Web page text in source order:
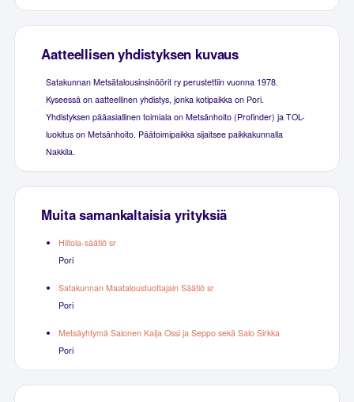
Aatteellisen yhdistyksen kuvaus
Satakunnan Metsätalousinsinöörit ry perustettiin vuonna 1978.
Kyseessä on aatteellinen yhdistys, jonka kotipaikka on Pori.
Yhdistyksen pääasiallinen toimiala on Metsänhoito (Profinder) ja TOL-
luokitus on Metsänhoito. Päätoimipaikka sijaitsee paikkakunnalla
Nakkila.
Muita samankaltaisia yrityksiä
Hiitola-säätiö sr
Pori
Satakunnan Maataloustuottajain Säätiö sr
Pori
Metsäyhtymä Salonen Kaija Ossi ja Seppo sekä Salo Sirkka
Pori